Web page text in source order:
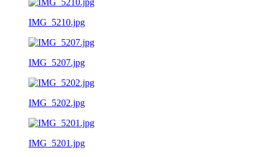
IMG_5210.jpg
IMG_5207.jpg
IMG_5202.jpg
IMG_5201.jpg